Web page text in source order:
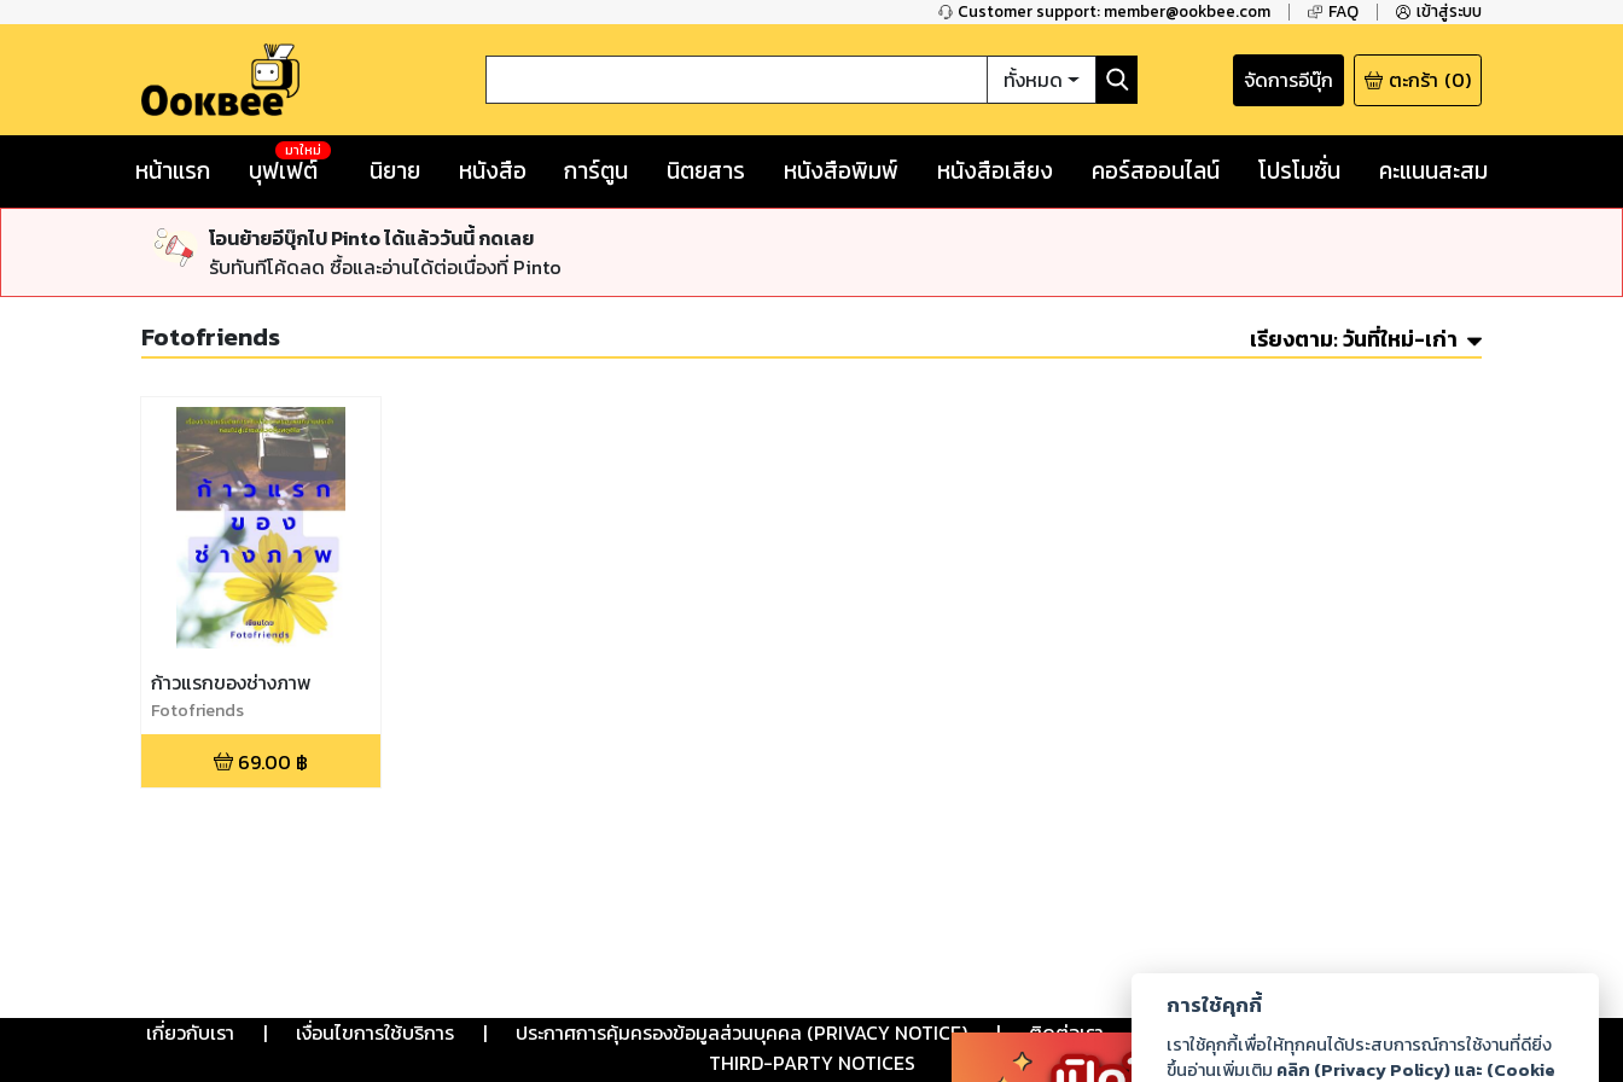
Customer support: member@ookbee.com FAQ เข้าสู่ระบบ
ทั้งหมด จัดการอีบุ๊ก ตะกร้า (0)
หน้าแรก บุฟเฟต์
มาใหม่
นิยาย หนังสือ การ์ตูน นิตยสาร หนังสือพิมพ์ หนังสือเสียง คอร์สออนไลน์ โปรโมชั่น คะแนนสะสม
โอนย้ายอีบุ๊กไป Pinto ได้แล้ววันนี้ กดเลย
รับทันทีโค้ดลด ซื้อและอ่านได้ต่อเนื่องที่ Pinto
Fotofriends เรียงตาม:วันที่ใหม่-เก่า
ก้าวแรกของช่างภาพ
Fotofriends
69.00 ฿
เกี่ยวกับเรา | เงื่อนไขการใช้บริการ | ประกาศการคุ้มครองข้อมูลส่วนบุคคล (PRIVACY NOTICE) | ติดต่อเรา ร่วมงานกับเรา ดาวน์โหลด
THIRD-PARTY NOTICES
การใช้คุกกี้
เราใช้คุกกี้เพื่อให้ทุกคนได้ประสบการณ์การใช้งานที่ดียิ่ง
ขึ้นอ่านเพิ่มเติม คลิก (Privacy Policy) และ (Cookie